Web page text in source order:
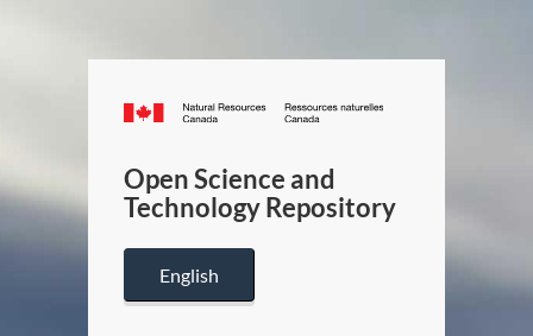
Canada.ca
/
Canada
Open Science and
Technology Repository
English